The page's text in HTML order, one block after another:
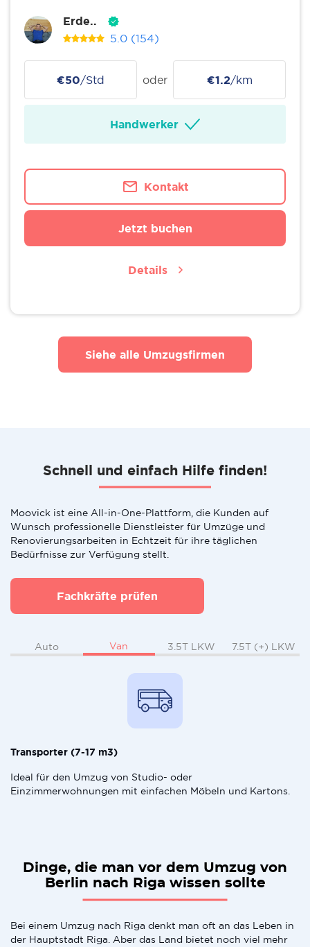
Erde..
5.0 (154)
€50/Std oder €1.2/km
Handwerker
Kontakt
Jetzt buchen
Details
Siehe alle Umzugsfirmen
Schnell und einfach Hilfe finden!
Moovick ist eine All-in-One-Plattform, die Kunden auf
Wunsch professionelle Dienstleister für Umzüge und
Renovierungsarbeiten in Echtzeit für ihre täglichen
Bedürfnisse zur Verfügung stellt.
Fachkräfte prüfen
Auto Van 3.5T LKW 7.5T (+) LKW
Transporter (7-17 m3)
Ideal für den Umzug von Studio- oder
Einzimmerwohnungen mit einfachen Möbeln und Kartons.
Dinge, die man vor dem Umzug von
Berlin nach Riga wissen sollte
Bei einem Umzug nach Riga denkt man oft an das Leben in
der Hauptstadt Riga. Aber das Land bietet noch viel mehr